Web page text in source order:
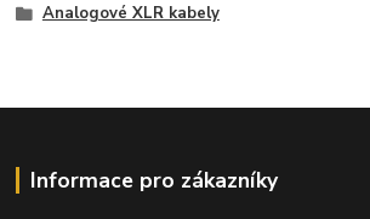
Analogové XLR kabely
Informace pro zákazníky